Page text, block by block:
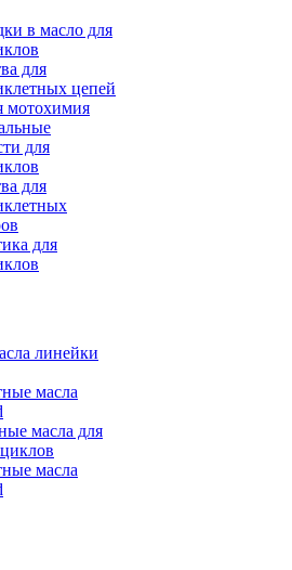
в масло для
для
цепей
мотохимия
для
для
для
линейки
масла
масла для
масла